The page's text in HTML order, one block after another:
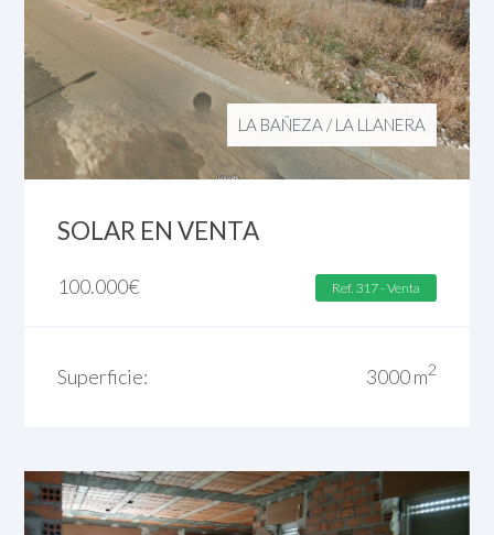
LA BAÑEZA /LA LLANERA
SOLAR EN VENTA
100.000€ Ref. 317 - Venta
Superficie: 3000 m2